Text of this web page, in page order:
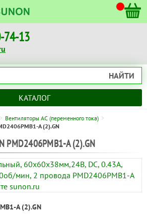
74-13
НАЙТИ
КАТАЛОГ
Вентиляторы AC (переменного тока)
A (2).GN
PMD2406PMB1-A (2).GN
A (2).GN